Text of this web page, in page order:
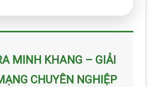
MINH KHANG – GIẢI
CHUYÊN NGHIỆP